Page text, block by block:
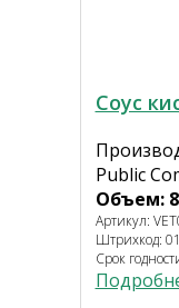
Соус
Public
Объем:
Артикул:
Штрихкод:
Срок